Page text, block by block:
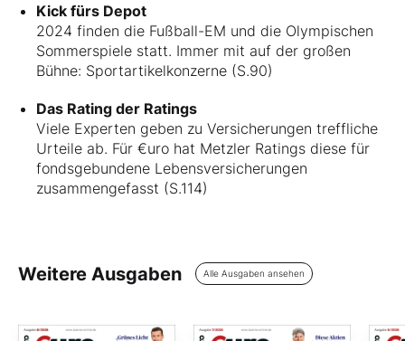
Kick fürs Depot
2024 finden die Fußball-EM und die Olympischen
Sommerspiele statt. Immer mit auf der großen
Bühne: Sportartikelkonzerne (S.90)
Das Rating der Ratings
Viele Experten geben zu Versicherungen treffliche
Urteile ab. Für €uro hat Metzler Ratings diese für
fondsgebundene Lebensversicherungen
zusammengefasst (S.114)
Weitere Ausgaben Alle Ausgaben ansehen